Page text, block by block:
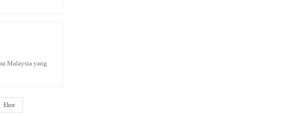
Malaysia yang
Ekor